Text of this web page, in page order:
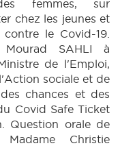
femmes, sur
chez les jeunes et
le Covid-19.
SAHLI à
de l'Emploi,
sociale et de
chances et des
Covid Safe Ticket
Question orale de
Christie